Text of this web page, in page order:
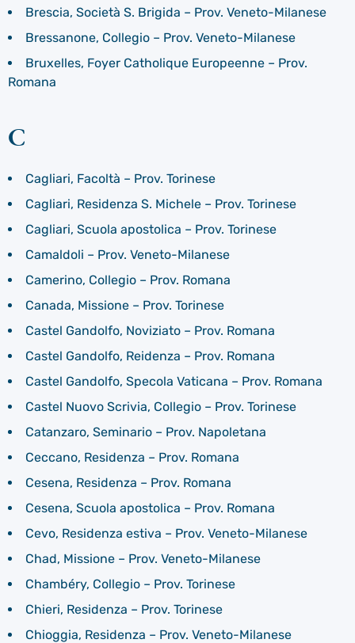
Brescia, Società S. Brigida – Prov. Veneto-Milanese
Bressanone, Collegio – Prov. Veneto-Milanese
Bruxelles, Foyer Catholique Europeenne – Prov.
Romana
C
Cagliari, Facoltà – Prov. Torinese
Cagliari, Residenza S. Michele – Prov. Torinese
Cagliari, Scuola apostolica – Prov. Torinese
Camaldoli – Prov. Veneto-Milanese
Camerino, Collegio – Prov. Romana
Canada, Missione – Prov. Torinese
Castel Gandolfo, Noviziato – Prov. Romana
Castel Gandolfo, Reidenza – Prov. Romana
Castel Gandolfo, Specola Vaticana – Prov. Romana
Castel Nuovo Scrivia, Collegio – Prov. Torinese
Catanzaro, Seminario – Prov. Napoletana
Ceccano, Residenza – Prov. Romana
Cesena, Residenza – Prov. Romana
Cesena, Scuola apostolica – Prov. Romana
Cevo, Residenza estiva – Prov. Veneto-Milanese
Chad, Missione – Prov. Veneto-Milanese
Chambéry, Collegio – Prov. Torinese
Chieri, Residenza – Prov. Torinese
Chioggia, Residenza – Prov. Veneto-Milanese